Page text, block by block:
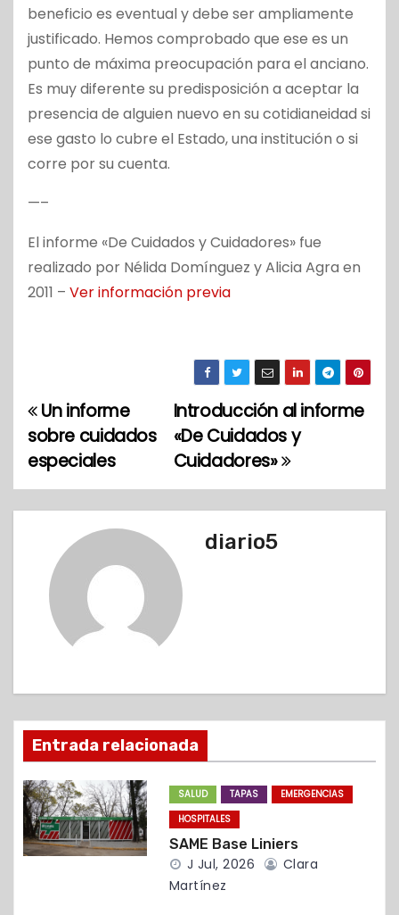
beneficio es eventual y debe ser ampliamente
justificado. Hemos comprobado que ese es un
punto de máxima preocupación para el anciano.
Es muy diferente su predisposición a aceptar la
presencia de alguien nuevo en su cotidianeidad si
ese gasto lo cubre el Estado, una institución o si
corre por su cuenta.
—–
El informe «De Cuidados y Cuidadores» fue
realizado por Nélida Domínguez y Alicia Agra en
2011 – Ver información previa
N
a
v
ó
n
d
e
e
Introducción al informe
«De Cuidados y
Cuidadores»
Un informe
sobre cuidados
especiales
diario5
Entrada relacionada
SALUD TAPAS
EMERGENCIAS
HOSPITALES
SAME Base Liniers
J Jul, 2026
Clara
Martínez